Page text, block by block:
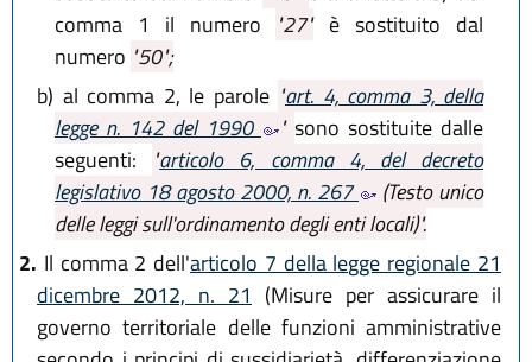
comma 1 il numero
"27"è sostituito dal
numero "50";
b) al comma 2, le parole "art. 4, comma 3, della
legge n. 142 del 1990
" sono sostituite dalle
seguenti:
"articolo 6, comma 4, del decreto
legislativo 18 agosto 2000, n. 267
(Testo unico
delle leggi sull'ordinamento degli enti locali)".
2. Il comma 2 dell'articolo 7 della legge regionale 21
dicembre 2012, n. 21 (Misure per assicurare il
governo territoriale delle funzioni amministrative